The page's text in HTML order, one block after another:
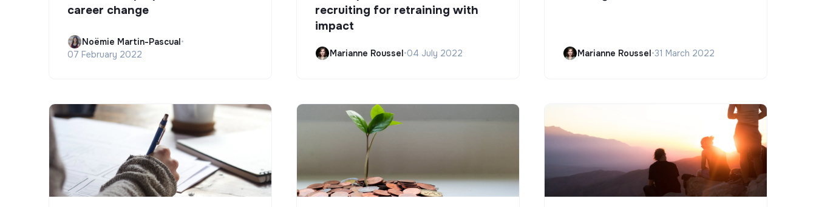
career change
Noëmie Martin-Pascual•
07 February 2022
recruiting for retraining with
impact
Marianne Roussel•04 July 2022 Marianne Roussel•31 March 2022